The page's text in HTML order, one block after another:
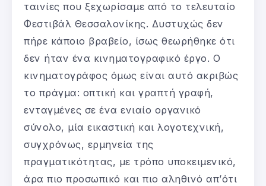
ταινίες που ξεχωρίσαμε από το τελευταίο
Φεστιβάλ Θεσσαλονίκης. Δυστυχώς δεν
πήρε κάποιο βραβείο, ίσως θεωρήθηκε ότι
δεν ήταν ένα κινηματογραφικό έργο. Ο
κινηματογράφος όμως είναι αυτό ακριβώς
το πράγμα: οπτική και γραπτή γραφή,
ενταγμένες σε ένα ενιαίο οργανικό
σύνολο, μία εικαστική και λογοτεχνική,
συγχρόνως, ερμηνεία της
πραγματικότητας, με τρόπο υποκειμενικό,
άρα πιο προσωπικό και πιο αληθινό απ’ότι